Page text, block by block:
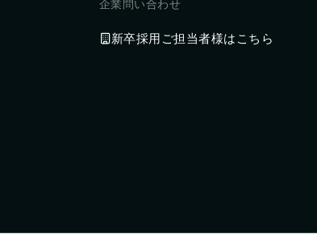
企業問い合わせ
新卒採用ご担当者様はこちら